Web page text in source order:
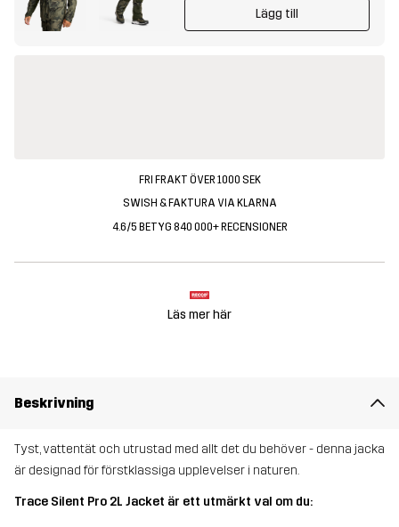
Lägg till
FRI FRAKT ÖVER 1000 SEK
SWISH & FAKTURA VIA KLARNA
4.6/5 BETYG 840 000+ RECENSIONER
Läs mer här
Beskrivning
Tyst, vattentät och utrustad med allt det du behöver - denna jacka
är designad för förstklassiga upplevelser i naturen.
Trace Silent Pro 2L Jacket är ett utmärkt val om du: